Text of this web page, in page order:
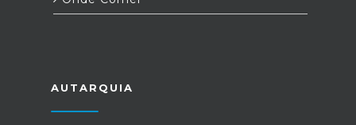
AUTARQUIA